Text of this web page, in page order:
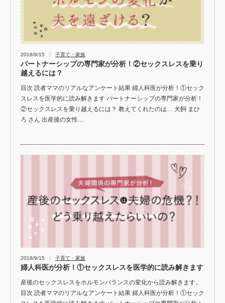
2018/9/15 子育て・家族
パートナーシップの専門家が分析！②セックスレスを乗り
越えるには？
目次 読者ママのリアルなアンケート結果 婦人科医が分析！①セック
スレスを医学的に読み解きます パートナーシップの専門家が分析！
②セックスレスを乗り越えるには？ 教えてくれたのは… 犬飼 まひ
ろ さん 出産後の女性…
2018/9/15 子育て・家族
婦人科医が分析！①セックスレスを医学的に読み解きます
産後のセックスレスをホルモンバランスの変化から読み解きます。
目次 読者ママのリアルなアンケート結果 婦人科医が分析！①セック